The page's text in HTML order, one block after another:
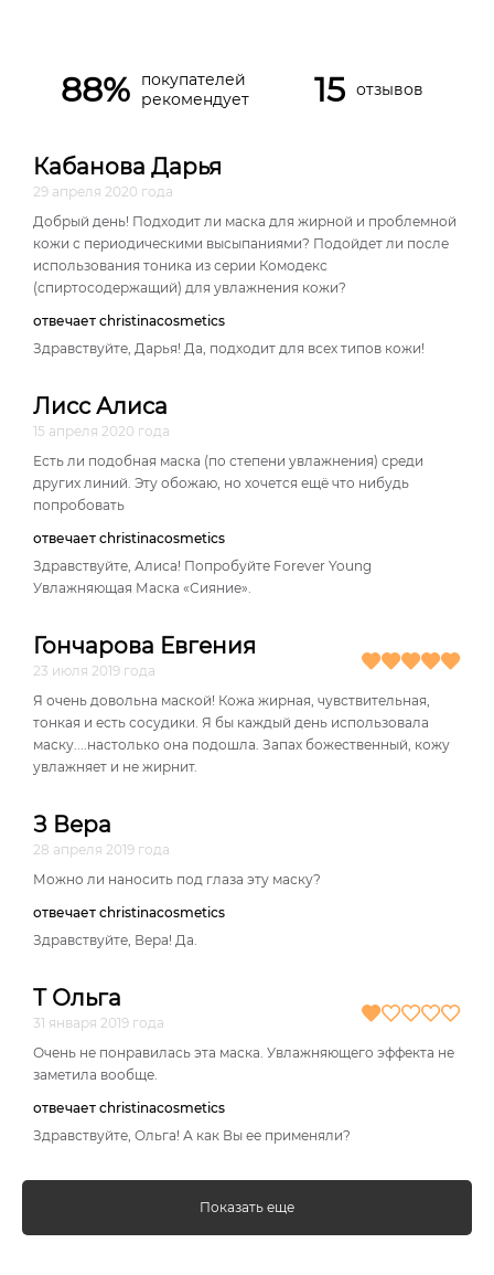
88%
покупателей
рекомендует
15 отзывов
Кабанова Дарья
29 апреля 2020 года
Добрый день! Подходит ли маска для жирной и проблемной
кожи с периодическими высыпаниями? Подойдет ли после
использования тоника из серии Комодекс
(спиртосодержащий) для увлажнения кожи?
отвечает christinacosmetics
Здравствуйте, Дарья! Да, подходит для всех типов кожи!
Лисс Алиса
15 апреля 2020 года
Есть ли подобная маска (по степени увлажнения) среди
других линий. Эту обожаю, но хочется ещё что нибудь
попробовать
отвечает christinacosmetics
Здравствуйте, Алиса! Попробуйте Forever Young
Увлажняющая Маска «Сияние».
Гончарова Евгения
23 июля 2019 года
Я очень довольна маской! Кожа жирная, чувствительная,
тонкая и есть сосудики. Я бы каждый день использовала
маску....настолько она подошла. Запах божественный, кожу
увлажняет и не жирнит.
З Вера
28 апреля 2019 года
Можно ли наносить под глаза эту маску?
отвечает christinacosmetics
Здравствуйте, Вера! Да.
Т Ольга
31 января 2019 года
Очень не понравилась эта маска. Увлажняющего эффекта не
заметила вообще.
отвечает christinacosmetics
Здравствуйте, Ольга! А как Вы ее применяли?
Показать еще